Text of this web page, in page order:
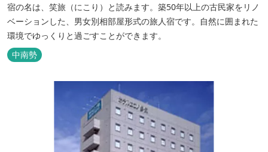
宿の名は、笑旅（にこり）と読みます。築50年以上の古民家をリノ
ベーションした、男女別相部屋形式の旅人宿です。自然に囲まれた
環境でゆっくりと過ごすことができます。
中南勢